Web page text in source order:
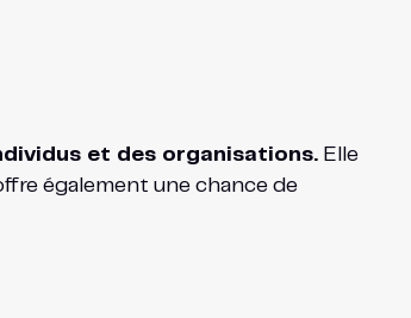
et des organisations.Elle
également une chance de